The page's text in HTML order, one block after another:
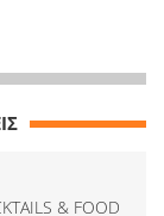
& FOOD